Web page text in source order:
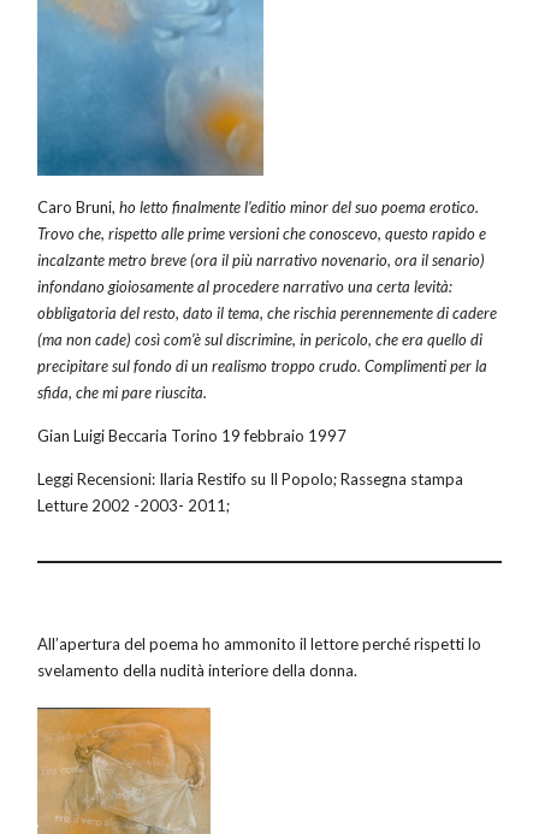
Caro Bruni,ho letto finalmente l’editio minor del suo poema erotico.
Trovo che, rispetto alle prime versioni che conoscevo, questo rapido e
incalzante metro breve (ora il più narrativo novenario, ora il senario)
infondano gioiosamente al procedere narrativo una certa levità:
obbligatoria del resto, dato il tema, che rischia perennemente di cadere
(ma non cade) così com’è sul discrimine, in pericolo, che era quello di
precipitare sul fondo di un realismo troppo crudo. Complimenti per la
sfida, che mi pare riuscita.
Gian Luigi Beccaria Torino 19 febbraio 1997
Leggi Recensioni: Ilaria Restifo su Il Popolo; Rassegna stampa
Letture 2002 -2003- 2011;
All’apertura del poema ho ammonito il lettore perché rispetti lo
svelamento della nudità interiore della donna.